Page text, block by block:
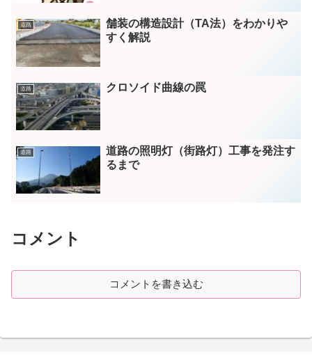
道路
舗装の構造設計（TA法）をわかりや
すく解説
道路 クロソイド曲線の罠
道路
道路の照明灯（街路灯）工事を発注す
るまで
コメント
コメントを書き込む